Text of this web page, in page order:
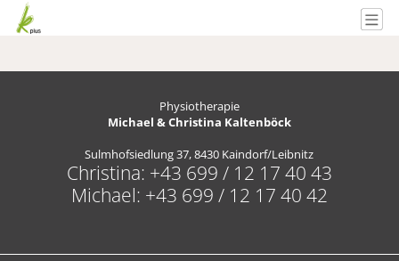
Physiotherapie
Michael & Christina Kaltenböck
Sulmhofsiedlung 37, 8430 Kaindorf/Leibnitz
Christina: +43 699 / 12 17 40 43
Michael: +43 699 / 12 17 40 42